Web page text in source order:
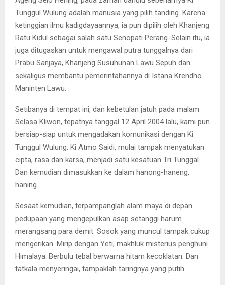
Tunggul Wulung adalah manusia yang pilih tanding. Karena
ketinggian ilmu kadigdayaannya, ia pun dipilih oleh Khanjeng
Ratu Kidul sebagai salah satu Senopati Perang. Selain itu, ia
juga ditugaskan untuk mengawal putra tunggalnya dari
Prabu Sanjaya, Khanjeng Susuhunan Lawu Sepuh dan
sekaligus membantu pemerintahannya di Istana Krendho
Maninten Lawu.
Setibanya di tempat ini, dan kebetulan jatuh pada malam
Selasa Kliwon, tepatnya tanggal 12 April 2004 lalu, kami pun
bersiap-siap untuk mengadakan komunikasi dengan Ki
Tunggul Wulung. Ki Atmo Saidi, mulai tampak menyatukan
cipta, rasa dan karsa, menjadi satu kesatuan Tri Tunggal.
Dan kemudian dimasukkan ke dalam hanong-haneng,
haning.
Sesaat kemudian, terpampanglah alam maya di depan
pedupaan yang mengepulkan asap setanggi harum
merangsang para demit. Sosok yang muncul tampak cukup
mengerikan. Mirip dengan Yeti, makhluk misterius penghuni
Himalaya. Berbulu tebal berwarna hitam kecoklatan. Dan
tatkala menyeringai, tampaklah taringnya yang putih.